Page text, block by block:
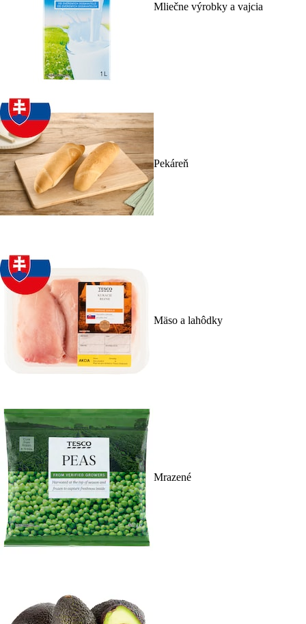
Mliečne výrobky a vajcia
Pekáreň
Mäso a lahôdky
Mrazené